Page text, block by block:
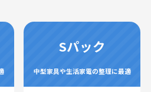
Sパック
中型家具や生活家電の整理に最適